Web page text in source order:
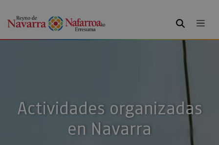
BUSCAR
Actividades organizadas
en Navarra